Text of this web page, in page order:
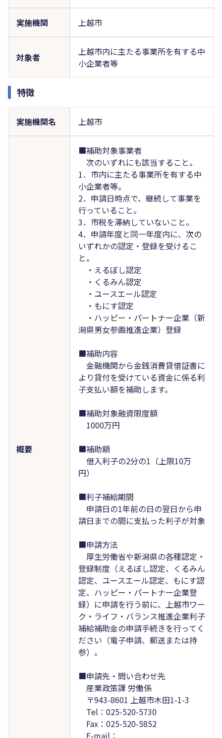
実施機関 上越市
対象者
上越市内に主たる事業所を有する中
小企業者等
特徴
実施機関名 上越市
概要
■補助対象事業者
次のいずれにも該当すること。
1．市内に主たる事業所を有する中
小企業者等。
2．申請日時点で、継続して事業を
行っていること。
3．市税を滞納していないこと。
4．申請年度と同一年度内に、次の
いずれかの認定・登録を受けるこ
と。
・えるぼし認定
・くるみん認定
・ユースエール認定
・もにす認定
・ハッピー・パートナー企業（新
潟県男女参画推進企業）登録
■補助内容
金融機関から金銭消費貸借証書に
より貸付を受けている資金に係る利
子支払い額を補助します。
■補助対象融資限度額
1000万円
■補助額
借入利子の2分の1（上限10万
円）
■利子補給期間
申請日の1年前の日の翌日から申
請日までの間に支払った利子が対象
■申請方法
厚生労働省や新潟県の各種認定・
登録制度（えるぼし認定、くるみん
認定、ユースエール認定、もにす認
定、ハッピー・パートナー企業登
録）に申請を行う前に、上越市ワー
ク・ライフ・バランス推進企業利子
補給補助金の申請手続きを行ってく
ださい（電子申請、郵送または持
参）。
■申請先・問い合わせ先
産業政策課 労働係
〒943-8601 上越市木田1-1-3
Tel：025-520-5730
Fax：025-520-5852
E-mail：